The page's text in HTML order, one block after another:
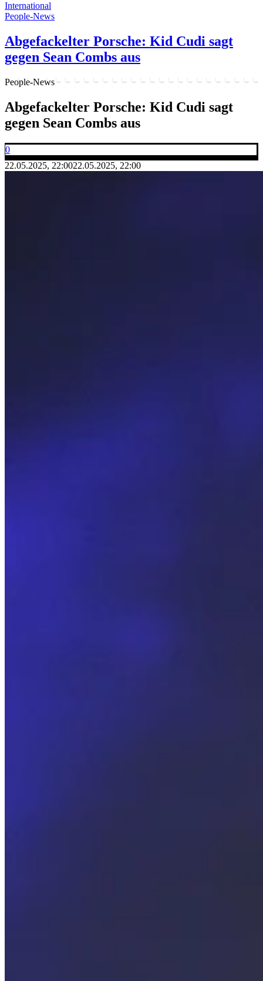
International
People-News
Abgefackelter Porsche: Kid Cudi sagt
gegen Sean Combs aus
People-News
Abgefackelter Porsche: Kid Cudi sagt
gegen Sean Combs aus
0
22.05.2025, 22:0022.05.2025, 22:00